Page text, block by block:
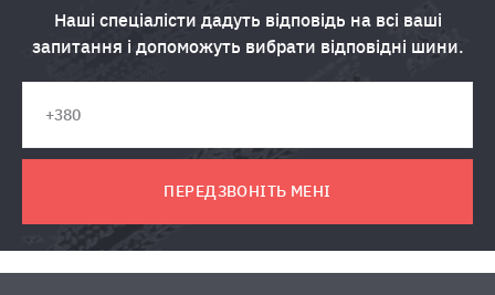
Наші спеціалісти дадуть відповідь на всі ваші
запитання і допоможуть вибрати відповідні шини.
ПЕРЕДЗВОНІТЬ МЕНІ